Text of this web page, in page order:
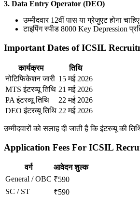
3. Data Entry Operator (DEO)
उम्मीदवार 12वीं पास या ग्रेजुएट होना
टाइपिंग स्पीड 8000 Key Depression
Important Dates of ICSIL
कार्यक्रम
तिथि
नोटिफिकेशन जारी 15 मई 2026
MTS इंटरव्यू तिथि 21 मई 2026
PA इंटरव्यू तिथि
22 मई 2026
DEO इंटरव्यू तिथि 22 मई 2026
उम्मीदवारों को सलाह दी जाती है कि इंटरव्यू की
Application Fees For ICSIL
वर्ग
आवेदन शुल्क
General / OBC ₹590
SC / ST
₹590